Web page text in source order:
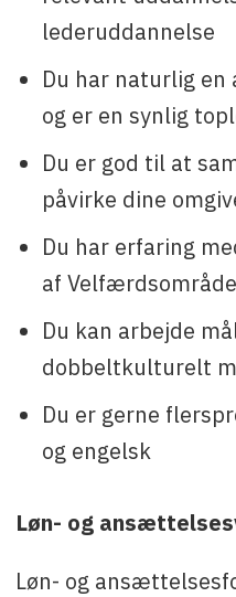
lederuddannelse
Du har naturlig
og er en synlig
Du er god til at
påvirke dine
Du har erfaring
af
Du kan arbejde
dobbeltkulturelt
Du er gerne
og engelsk
Løn- og
Løn- og